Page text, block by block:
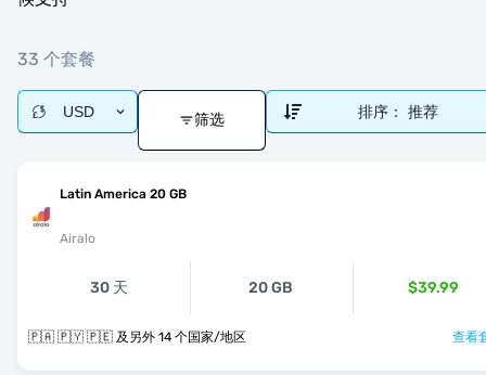
33 个套餐
USD 筛选 排序： 推荐
Latin America 20 GB
Airalo
30 天 20 GB $39.99
🇵🇦 🇵🇾 🇵🇪 及另外 14 个国家/地区 查看